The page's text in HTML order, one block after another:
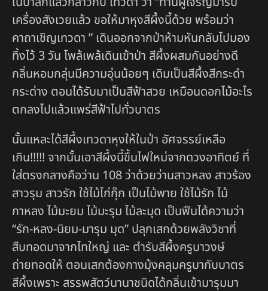
เครื่องสังเวยแล้ว ขอให้มาหุงสีผึ้งนี้ด้วย พร้อมว่า
คาถาเชิญเทวดา ” เดินออกจากป่าห้ามหันกลับไปมอง
ทิ้งไว้ 3 วัน โพล้เพล้เดินเข้าป่า สีผึ้งผสมกันอย่างดี
กลิ่นหอมกลุ่นมีความอุ่นน้อยๆ เดิมเป็นสีผึ้งสีกระดำ
กระด่าง ตอนได้รับมาเป็นสีฟ้าสวย เหมือนดอกไม้อะไร
ตกลงไปแล้วแพร่สีฟ้าไปทั่วบาตร
นั้นแหละได้สีผึ้งเทวดาหุงให้ในป่า อัศจรรย์เหลือ
เกิน!!!!! จากนั้นเอาสีผึ้งนี้ขึ้นไฟใหม่จากดวงอาทิตย์ ที่
ใส่ตรงกลางคือว่าน 108 ว่าด้วยว่านสาวหลง สาวร้อง
สาวรุม สาวรัก ใช้ไม้ไก่กุ๊ก เป็นไม้พาย ใช้ไม้รัก ไม้
กาหลง ไม้มะยม ไม้มะรุม ไม้ละมุด เป็นฟืนได้ความว่า
“รัก-หลง-นิยม-มารุม มุด” ปลุกเสกด้วยพลังวิชาที่
สืบทอดมาจากไทใหญ่ และ ตำรับสีผึ้งครูบาวงษ์
ถ่ายทอดให้ ตอนเสกต้องกางมุ้งคลุมครูบากับบาตร
สีผึ้งเพราะ สรรพสัตว์นานาชนิดได้กลิ่นเข้ามารุมมา